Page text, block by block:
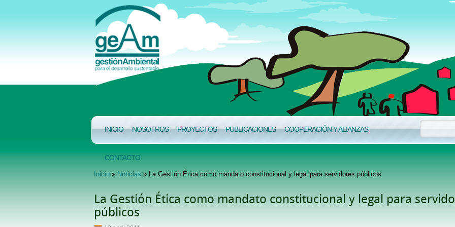
INICIO NOSOTROS PROYECTOS PUBLICACIONES COOPERACIÓN Y ALIANZAS
CONTACTO
Inicio» Noticias » La Gestión Ética como mandato constitucional y legal para servidores públicos
La Gestión Ética como mandato constitucional y legal para
públicos